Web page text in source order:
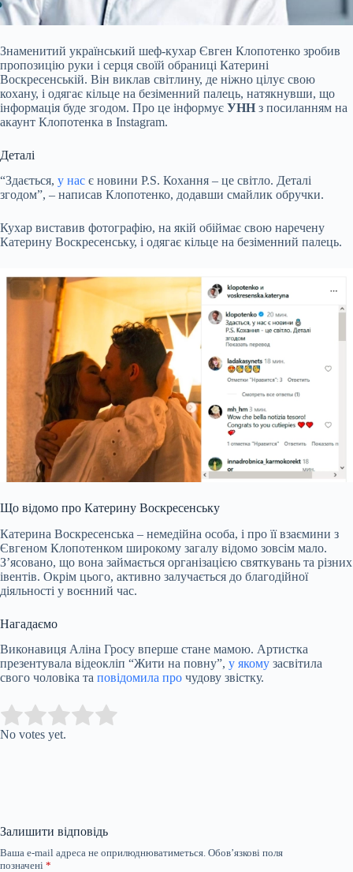
Знаменитий український шеф-кухар Євген Клопотенко зробив
пропозицію руки і серця своїй обраниці Катерині
Воскресенській. Він виклав світлину, де ніжно цілує свою
кохану, і одягає кільце на безіменний палець, натякнувши, що
інформація буде згодом. Про це інформує УНН з посиланням на
акаунт Клопотенка в Instagram.
Деталі
“Здається, у нас є новини P.S. Кохання – це світло. Деталі
згодом”, – написав Клопотенко, додавши смайлик обручки.
Кухар виставив фотографію, на якій обіймає свою наречену
Катерину Воскресенську, і одягає кільце на безіменний палець.
Що відомо про Катерину Воскресенську
Катерина Воскресенська – немедійна особа, і про її взаємини з
Євгеном Клопотенком широкому загалу відомо зовсім мало.
З’ясовано, що вона займається організацією святкувань та різних
івентів. Окрім цього, активно залучається до благодійної
діяльності у воєнний час.
Нагадаємо
Виконавиця Аліна Гросу вперше стане мамою. Артистка
презентувала відеокліп “Жити на повну”, у якому засвітила
свого чоловіка та повідомила про чудову звістку.
Rate this item:
No votes yet.
Залишити відповідь
Ваша e-mail адреса не оприлюднюватиметься. Обов’язкові поля
позначені *